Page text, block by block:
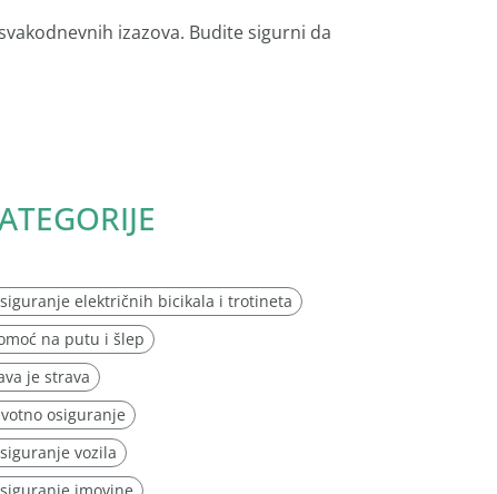
izazova. Budite sigurni da
električnih bicikala i trotineta
na putu i šlep
je strava
osiguranje
vozila